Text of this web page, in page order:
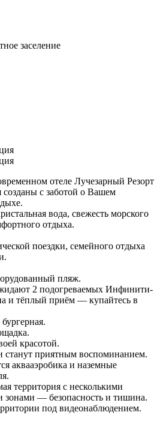
заселение
отеле Лучезарный Резорт
с заботой о Вашем
вода, свежесть морского
отдыха.
поездки, семейного отдыха
пляж.
2 подогреваемых Инфинити-
и тёплый приём — купайтесь в
красотой.
станут приятным воспоминанием.
аквааэробика и наземные
территория с несколькими
— безопасность и тишина.
под видеонаблюдением.